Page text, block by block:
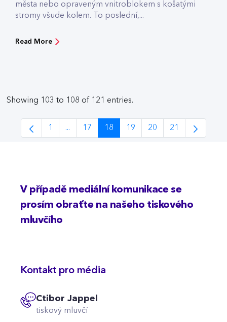
města nebo opraveným vnitroblokem s košatými
stromy všude kolem. To poslední,...
Read More
Showing 103 to 108 of 121 entries.
Page
1 ...
Intermediate Pages Use TAB to navigate.
Page
17
Page
18
Page
19
Page
20
Page
21
V případě mediální komunikace se
prosím obraťte na našeho tiskového
mluvčího
Kontakt pro média
Ctibor Jappel
tiskový mluvčí